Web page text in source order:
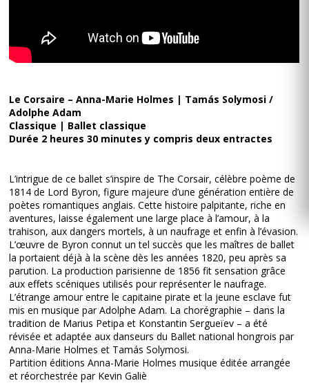
Le Corsaire – Anna-Marie Holmes | Tamás Solymosi /
Adolphe Adam
Classique | Ballet classique
Durée 2 heures 30 minutes y compris deux entractes
L’intrigue de ce ballet s’inspire de The Corsair, célèbre poème de
1814 de Lord Byron, figure majeure d’une génération entière de
poètes romantiques anglais. Cette histoire palpitante, riche en
aventures, laisse également une large place à l’amour, à la
trahison, aux dangers mortels, à un naufrage et enfin à l’évasion.
L’œuvre de Byron connut un tel succès que les maîtres de ballet
la portaient déjà à la scène dès les années 1820, peu après sa
parution. La production parisienne de 1856 fit sensation grâce
aux effets scéniques utilisés pour représenter le naufrage.
L’étrange amour entre le capitaine pirate et la jeune esclave fut
mis en musique par Adolphe Adam. La chorégraphie – dans la
tradition de Marius Petipa et Konstantin Sergueïev – a été
révisée et adaptée aux danseurs du Ballet national hongrois par
Anna-Marie Holmes et Tamás Solymosi.
Partition éditions Anna-Marie Holmes musique éditée arrangée
et réorchestrée par Kevin Galiè